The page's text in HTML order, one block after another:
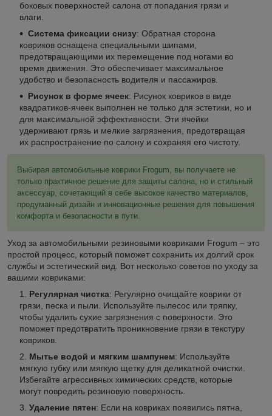
боковых поверхностей салона от попадания грязи и
влаги.
Система фиксации снизу: Обратная сторона
ковриков оснащена специальными шипами,
предотвращающими их перемещение под ногами во
время движения. Это обеспечивает максимальное
удобство и безопасность водителя и пассажиров.
Рисунок в форме ячеек: Рисунок ковриков в виде
квадратиков-ячеек выполнен не только для эстетики, но и
для максимальной эффективности. Эти ячейки
удерживают грязь и мелкие загрязнения, предотвращая
их распространение по салону и сохраняя его чистоту.
Выбирая автомобильные коврики Frogum, вы получаете не
только практичное решение для защиты салона, но и стильный
аксессуар, сочетающий в себе высокое качество материалов,
продуманный дизайн и инновационные решения для повышения
комфорта и безопасности в пути.
Уход за автомобильными резиновыми ковриками Frogum – это
простой процесс, который поможет сохранить их долгий срок
службы и эстетический вид. Вот несколько советов по уходу за
вашими ковриками:
Регулярная чистка: Регулярно очищайте коврики от
грязи, песка и пыли. Используйте пылесос или тряпку,
чтобы удалить сухие загрязнения с поверхности. Это
поможет предотвратить проникновение грязи в текстуру
ковриков.
Мытье водой и мягким шампунем: Используйте
мягкую губку или мягкую щетку для деликатной очистки.
Избегайте агрессивных химических средств, которые
могут повредить резиновую поверхность.
Удаление пятен: Если на ковриках появились пятна,